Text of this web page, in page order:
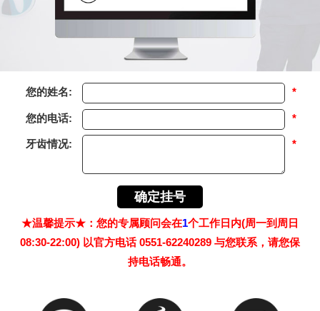
您的姓名: *
您的电话: *
牙齿情况: *
★温馨提示★：您的专属顾问会在1个工作日内(周一到周日
08:30-22:00) 以官方电话 0551-62240289 与您联系，请您保
持电话畅通。